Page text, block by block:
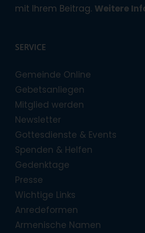
mit Ihrem Beitrag. Weitere
SERVICE
Gemeinde Online
Gebetsanliegen
Mitglied werden
Newsletter
Gottesdienste & Events
Spenden & Helfen
Gedenktage
Presse
Wichtige Links
Anredeformen
Armenische Namen